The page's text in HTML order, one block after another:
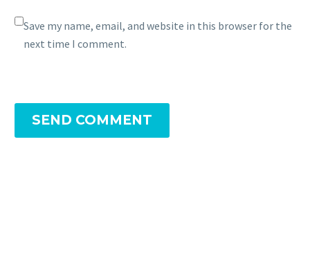
Save my name, email, and website in this browser for the
next time I comment.
SEND COMMENT